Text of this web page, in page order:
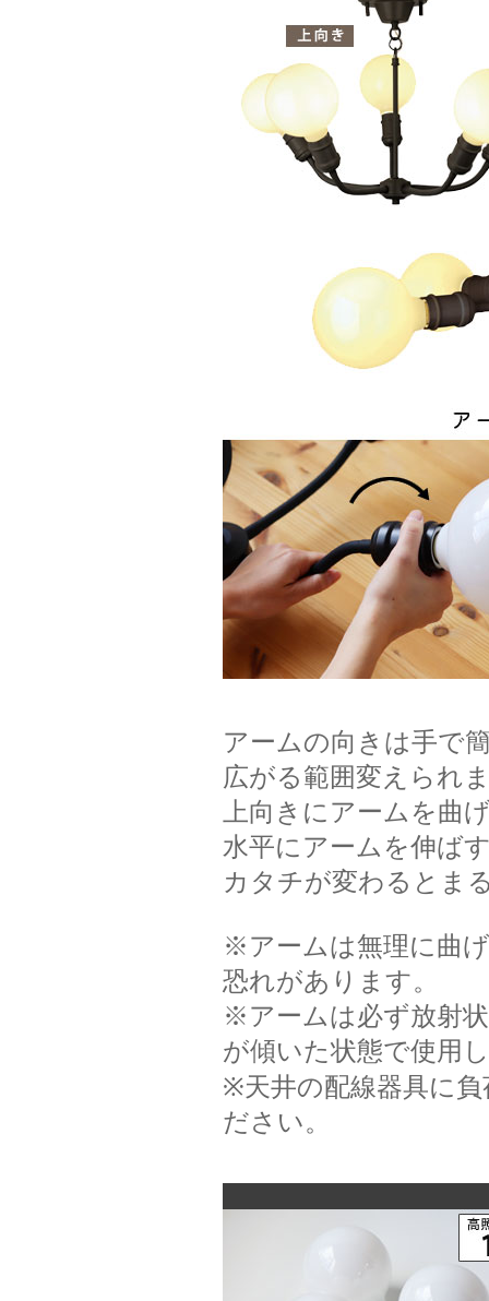
アームの向きは手で
広がる範囲変えられ
上向きにアームを曲
水平にアームを伸ば
カタチが変わるとま
※アームは無理に曲
恐れがあります。
※アームは必ず放射
が傾いた状態で使用
※天井の配線器具に
ださい。